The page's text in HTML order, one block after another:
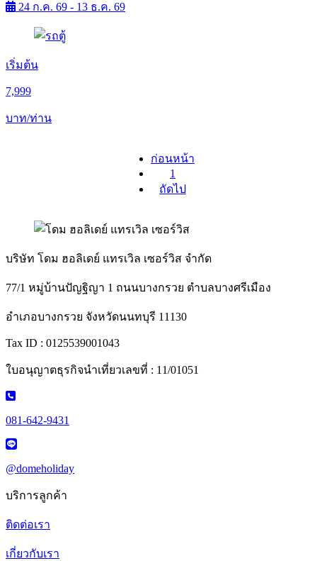
24 ก.ค. 69 - 13 ธ.ค. 69
เริ่มต้น
7,999
บาท/ท่าน
ก่อนหน้า
1
ถัดไป
บริษัท โดม ฮอลิเดย์ แทรเวิล เซอร์วิส จำกัด
77/1 หมู่บ้านปัญฐิญา 1 ถนนบางกรวย ตำบลบางศรีเมือง
อำเภอบางกรวย จังหวัดนนทบุรี 11130
Tax ID : 0125539001043
ใบอนุญาตธุรกิจนำเที่ยวเลขที่ : 11/01051
081-642-9431
@domeholiday
บริการลูกค้า
ติดต่อเรา
เกี่ยวกับเรา